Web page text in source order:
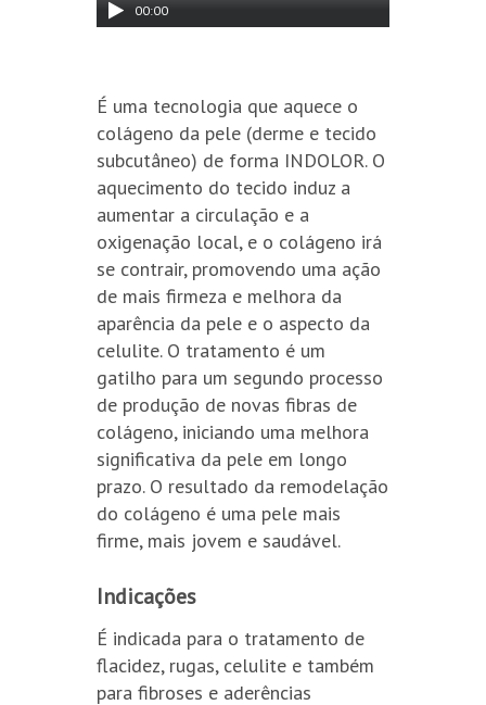
00:00
É uma tecnologia que aquece o
colágeno da pele (derme e tecido
subcutâneo) de forma INDOLOR. O
aquecimento do tecido induz a
aumentar a circulação e a
oxigenação local, e o colágeno irá
se contrair, promovendo uma ação
de mais firmeza e melhora da
aparência da pele e o aspecto da
celulite. O tratamento é um
gatilho para um segundo processo
de produção de novas fibras de
colágeno, iniciando uma melhora
significativa da pele em longo
prazo. O resultado da remodelação
do colágeno é uma pele mais
firme, mais jovem e saudável.
Indicações
É indicada para o tratamento de
flacidez, rugas, celulite e também
para fibroses e aderências